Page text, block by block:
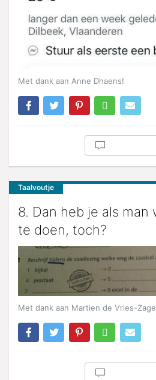
Met dank aan Anne Dhaens!
Taalvoutje
8. Dan heb je als man
te doen, toch?
Met dank aan Martien de Vries-